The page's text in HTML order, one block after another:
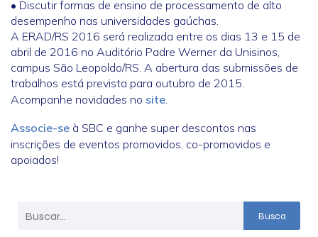
• Discutir formas de ensino de processamento de alto
desempenho nas universidades gaúchas.
A ERAD/RS 2016 será realizada entre os dias 13 e 15 de
abril de 2016 no Auditório Padre Werner da Unisinos,
campus São Leopoldo/RS. A abertura das submissões de
trabalhos está prevista para outubro de 2015.
Acompanhe novidades no site.
Associe-se à SBC e ganhe super descontos nas
inscrições de eventos promovidos, co-promovidos e
apoiados!
Busca